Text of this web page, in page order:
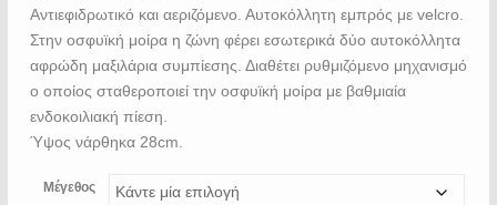
Αντιεφιδρωτικό και αεριζόμενο. Αυτοκόλλητη εμπρός με velcro.
Στην οσφυϊκή μοίρα η ζώνη φέρει εσωτερικά δύο αυτοκόλλητα
αφρώδη μαξιλάρια συμπίεσης. Διαθέτει ρυθμιζόμενο μηχανισμό
ο οποίος σταθεροποιεί την οσφυϊκή μοίρα με βαθμιαία
ενδοκοιλιακή πίεση.
Ύψος νάρθηκα 28cm.
Μέγεθος